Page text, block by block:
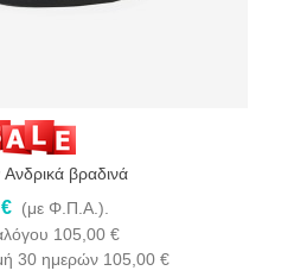
βραδινά
(με Φ.Π.Α.).
105,00 €
30 ημερών105,00 €